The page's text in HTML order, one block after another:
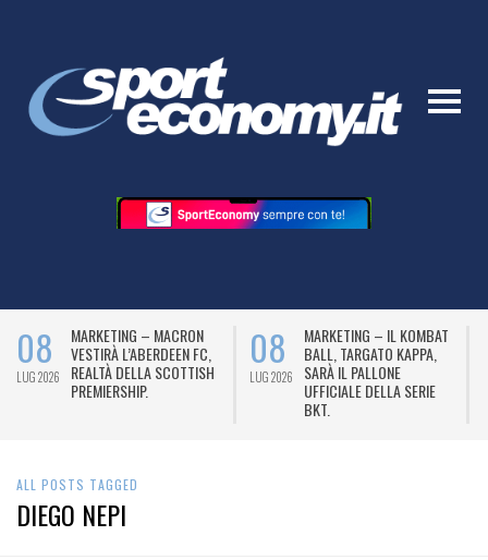
08
LUG 2026
MARKETING – MACRON
VESTIRÀ L’ABERDEEN FC,
REALTÀ DELLA SCOTTISH
PREMIERSHIP.
08
LUG 2026
MARKETING – IL KOMBAT
BALL, TARGATO KAPPA,
SARÀ IL PALLONE
UFFICIALE DELLA SERIE
BKT.
ALL POSTS TAGGED
DIEGO NEPI